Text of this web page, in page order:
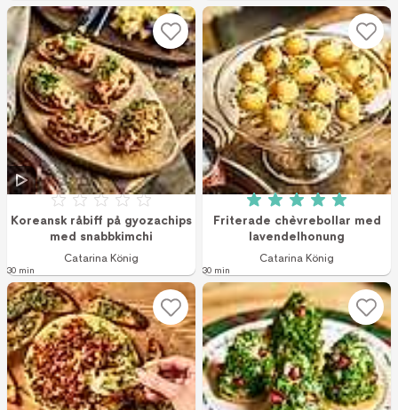
Betyg: 0 av 5
Koreansk råbiff på gyozachips
med snabbkimchi
Catarina König
30 min
Betyg: 5 av 5 (4
Friterade chèvrebollar med
lavendelhonung
Catarina König
30 min